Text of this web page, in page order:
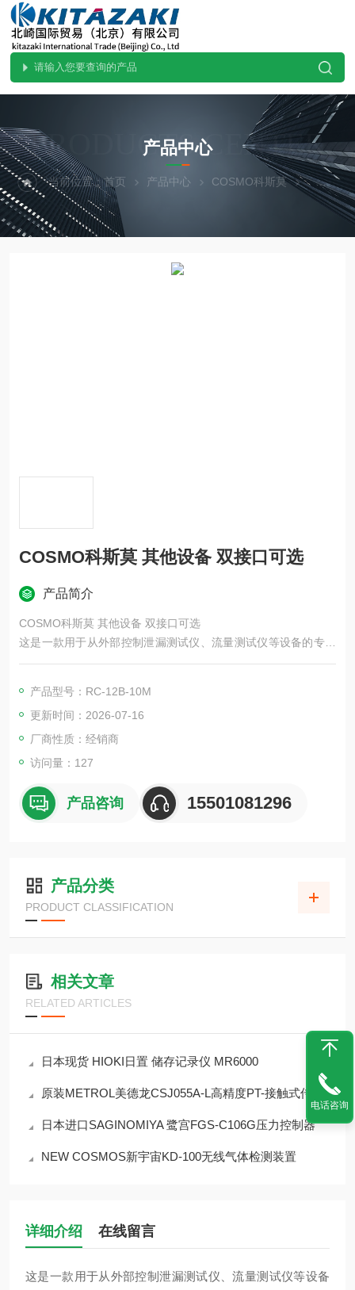
PRODUCTS CENTER
产品中心
当前位置：首页 产品中心 COSMO科斯莫 其他设备
COSMO科斯莫 其他设备 双接口可选
产品简介
COSMO科斯莫 其他设备 双接口可选
这是一款用于从外部控制泄漏测试仪、流量测试仪等设备的专用
远程控制盒。您可以根据用途，从功能丰富的型号到简洁的型号
产品型号：RC-12B-10M
更新时间：2026-07-16
厂商性质：经销商
访问量：127
产品咨询 15501081296
产品分类
PRODUCT CLASSIFICATION
相关文章
RELATED ARTICLES
日本现货 HIOKI日置 储存记录仪 MR6000
原装METROL美德龙CSJ055A-L高精度PT-接触式传感器
日本进口SAGINOMIYA 鹭宫FGS-C106G压力控制器
NEW COSMOS新宇宙KD-100无线气体检测装置
详细介绍 在线留言
这是一款用于从外部控制泄漏测试仪、流量测试仪等设备
电话咨询